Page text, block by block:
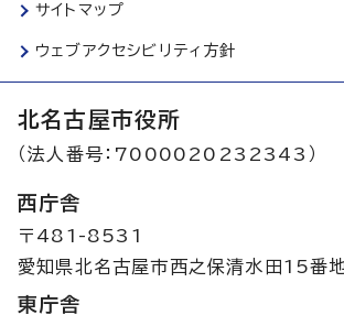
サイトマップ
ウェブアクセシビリティ方針
北名古屋市役所
（法人番号：7000020232343）
西庁舎
〒481-8531
愛知県北名古屋市西之保清水田15番
東庁舎